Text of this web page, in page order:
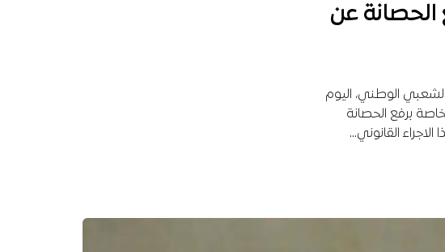
الحصانة عن
الشعبي الوطني، اليوم
برفع الحصانة
القانوني…